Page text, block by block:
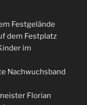
Festgelände
dem Festplatz
im
Nachwuchsband
Florian